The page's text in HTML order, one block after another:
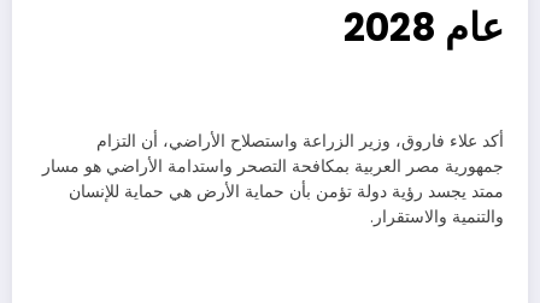
عام 2028
أكد علاء فاروق، وزير الزراعة واستصلاح الأراضي، أن التزام
جمهورية مصر العربية بمكافحة التصحر واستدامة الأراضي هو مسار
ممتد يجسد رؤية دولة تؤمن بأن حماية الأرض هي حماية للإنسان
والتنمية والاستقرار.